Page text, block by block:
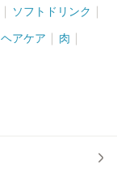
ソフトドリンク
ヘアケア 肉